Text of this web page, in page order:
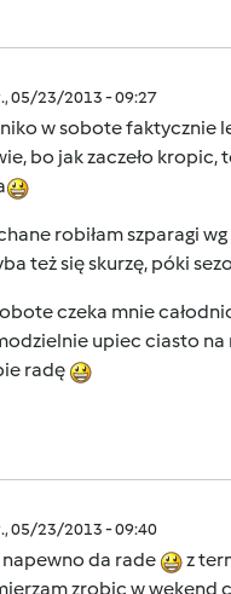
05/23/2013 - 09:27
w sobote faktycznie
bo jak zaczeło
robiłam szparagi
też się skurzę, póki
czeka mnie
upiec ciasto na
radę
05/23/2013 - 09:40
napewno da rade
z
zrobic w wekend